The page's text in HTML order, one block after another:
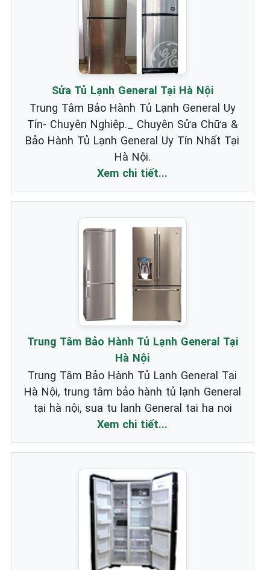
Sửa Tủ Lạnh General Tại Hà Nội
Trung Tâm Bảo Hành Tủ Lạnh General Uy
Tín- Chuyên Nghiệp._ Chuyên Sửa Chữa &
Bảo Hành Tủ Lạnh General Uy Tín Nhất Tại
Hà Nội.
Xem chi tiết...
Trung Tâm Bảo Hành Tủ Lạnh General Tại
Hà Nội
Trung Tâm Bảo Hành Tủ Lạnh General Tại
Hà Nội, trung tâm bảo hành tủ lạnh General
tại hà nội, sua tu lanh General tai ha noi
Xem chi tiết...